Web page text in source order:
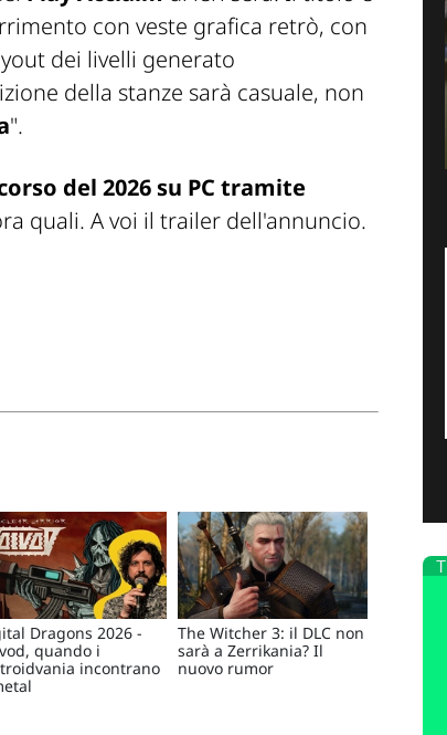
con veste grafica retrò, con
dei livelli generato
della stanze sarà casuale, non
".
del 2026 su PC tramite
quali. A voi il trailer dell'annuncio.
Dragons 2026 -
quando i
incontrano
The Witcher 3: il DLC non
sarà a Zerrikania? Il
nuovo rumor